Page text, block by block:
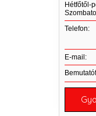
Hétfőtől-
Telefon:
E-mail: